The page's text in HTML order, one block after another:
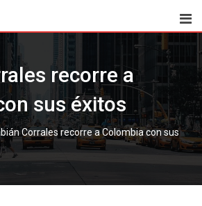
recorre a
sus éxitos
Corrales recorre a Colombia con sus